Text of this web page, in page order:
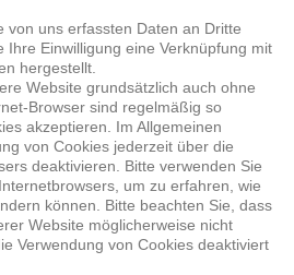
von uns erfassten Daten an Dritte
Ihre Einwilligung eine Verknüpfung mit
hergestellt.
Website grundsätzlich auch ohne
Browser sind regelmäßig so
akzeptieren. Im Allgemeinen
von Cookies jederzeit über die
deaktivieren. Bitte verwenden Sie
um zu erfahren, wie
können. Bitte beachten Sie, dass
Website möglicherweise nicht
Verwendung von Cookies deaktiviert